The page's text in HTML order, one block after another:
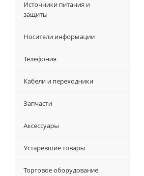
Источники питания и
защиты
Носители информации
Телефония
Кабели и переходники
Запчасти
Аксессуары
Устаревшие товары
Торговое оборудование